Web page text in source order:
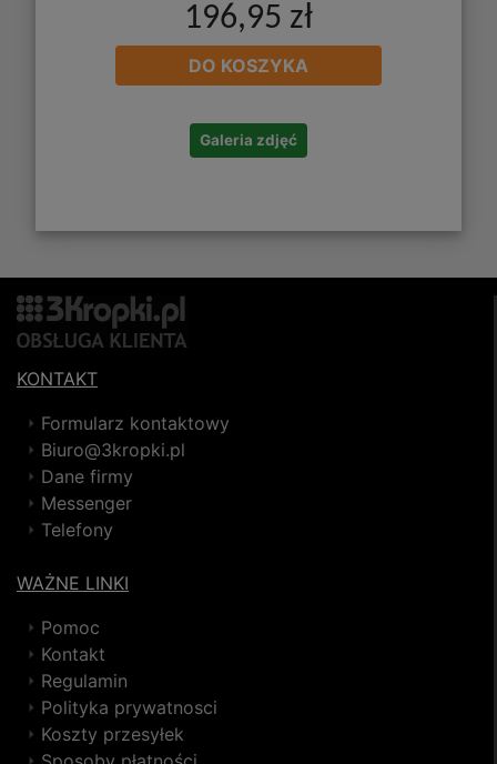
196,95 zł
DO KOSZYKA
Galeria zdjęć
KONTAKT
Formularz kontaktowy
Biuro@3kropki.pl
Dane firmy
Messenger
Telefony
WAŻNE LINKI
Pomoc
Kontakt
Regulamin
Polityka prywatnosci
Koszty przesyłek